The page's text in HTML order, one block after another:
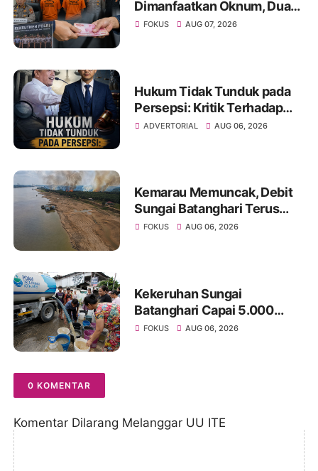
Dimanfaatkan Oknum, Dua
Anggota Polda Jambi Diduga
FOKUS AUG 07, 2026
Hukum Tidak Tunduk pada
Persepsi: Kritik Terhadap
Monopoli Kebenaran oleh
ADVERTORIAL AUG 06, 2026
Kemarau Memuncak, Debit
Sungai Batanghari Terus
Menyusut, Jambi Hadapi
FOKUS AUG 06, 2026
Kekeruhan Sungai
Batanghari Capai 5.000
NTU, Distribusi Air PDAM
FOKUS AUG 06, 2026
0 KOMENTAR
Komentar Dilarang Melanggar UU ITE